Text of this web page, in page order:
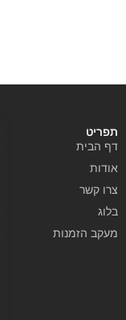
תפריט
דף הבית
אודות
צרו קשר
בלוג
מעקב הזמנות